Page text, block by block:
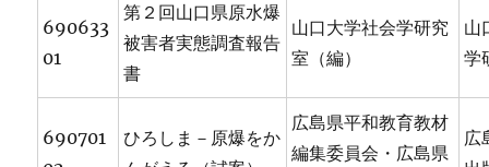
690633
01
第２回山口県原水爆
被害者実態調査報告
書
山口大学社会学研究
室（編）
山
学
690701
ひろしま－原爆をか
広島県平和教育教材
編集委員会・広島県
広